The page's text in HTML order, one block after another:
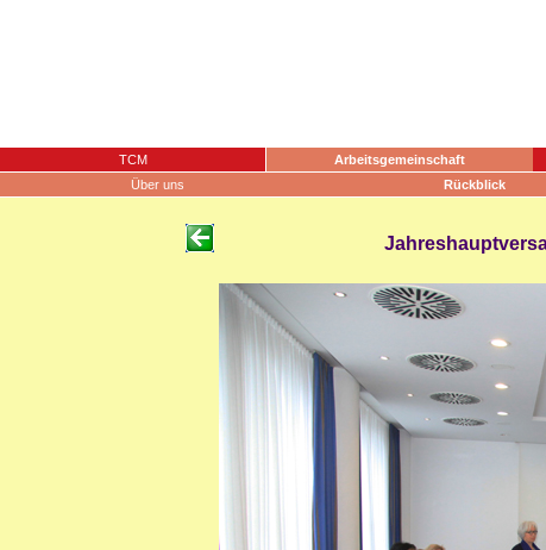
TCM Arbeitsgemeinschaft
Über uns
Rückblick